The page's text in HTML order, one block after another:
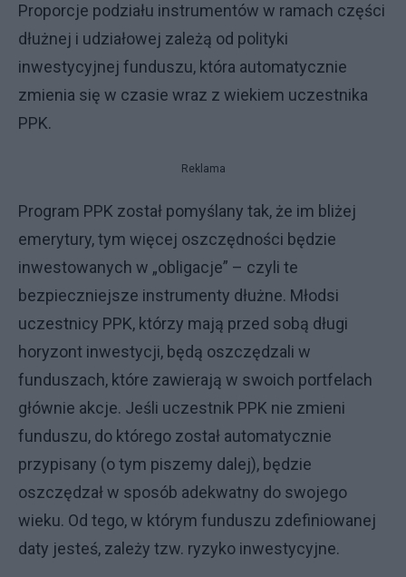
Proporcje podziału instrumentów w ramach części
dłużnej i udziałowej zależą od polityki
inwestycyjnej funduszu, która automatycznie
zmienia się w czasie wraz z wiekiem uczestnika
PPK.
Reklama
Program PPK został pomyślany tak, że im bliżej
emerytury, tym więcej oszczędności będzie
inwestowanych w „obligacje” – czyli te
bezpieczniejsze instrumenty dłużne. Młodsi
uczestnicy PPK, którzy mają przed sobą długi
horyzont inwestycji, będą oszczędzali w
funduszach, które zawierają w swoich portfelach
głównie akcje. Jeśli uczestnik PPK nie zmieni
funduszu, do którego został automatycznie
przypisany (o tym piszemy dalej), będzie
oszczędzał w sposób adekwatny do swojego
wieku. Od tego, w którym funduszu zdefiniowanej
daty jesteś, zależy tzw. ryzyko inwestycyjne.